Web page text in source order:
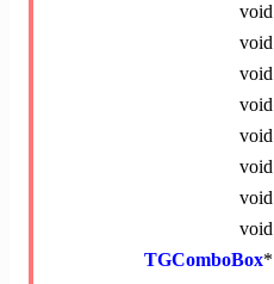
void
void
void
void
void
void
void
void
TGComboBox*